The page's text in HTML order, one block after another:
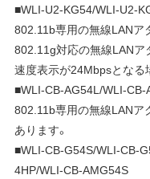
■WLI-U2-KG54/WLI-U2-
802.11b専用の無線LANア
802.11g対応の無線LANア
速度表示が24Mbpsとなる
■WLI-CB-AG54L/WLI-
802.11b専用の無線LANア
あります。
■WLI-CB-G54S/WLI-CB-
4HP/WLI-CB-AMG54S